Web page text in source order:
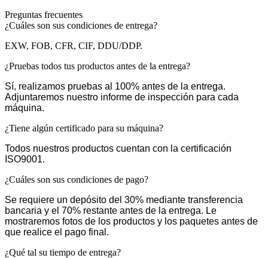
Preguntas frecuentes
¿Cuáles son sus condiciones de entrega?
EXW, FOB, CFR, CIF, DDU/DDP.
¿Pruebas todos tus productos antes de la entrega?
Sí, realizamos pruebas al 100% antes de la entrega.
Adjuntaremos nuestro informe de inspección para cada
máquina.
¿Tiene algún certificado para su máquina?
Todos nuestros productos cuentan con la certificación
ISO9001.
¿Cuáles son sus condiciones de pago?
Se requiere un depósito del 30% mediante transferencia
bancaria y el 70% restante antes de la entrega. Le
mostraremos fotos de los productos y los paquetes antes de
que realice el pago final.
¿Qué tal su tiempo de entrega?